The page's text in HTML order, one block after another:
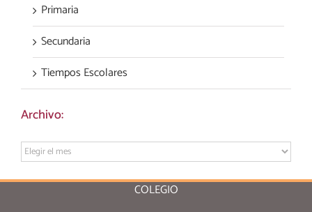
Primaria
Secundaria
Tiempos Escolares
Archivo:
Archivo:
COLEGIO